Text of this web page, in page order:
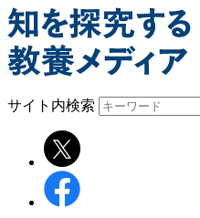
サイト内検索